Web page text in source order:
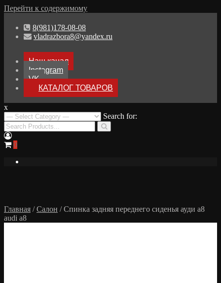
Перейти к содержимому
8(981)178-08-08
vladrazbora8@yandex.ru
Наш канал
Instagram
VK
КАТАЛОГ ТОВАРОВ
Разбор Ауди А8
Разборка Audi A8 D3
x
Search for:
0
Главная /Салон / Спинка задняя переднего сиденья ауди а8
audi a8